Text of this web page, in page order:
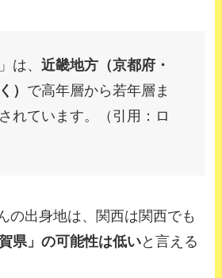
は、近畿地方（京都府・
） で高年層から若年層ま
れています。
（引用：ロ
の出身地は、関西は関西でも
県」の可能性は低いと言える